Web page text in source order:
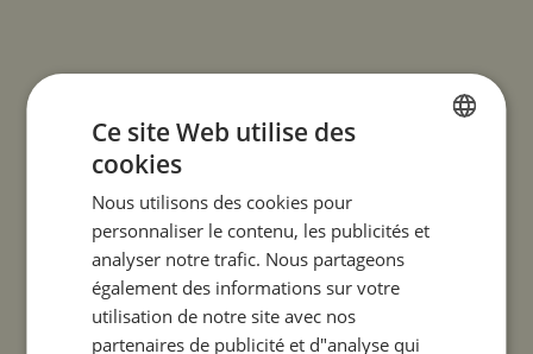
Ce site Web utilise des
cookies
Nous utilisons des cookies pour
personnaliser le contenu, les publicités et
analyser notre trafic. Nous partageons
également des informations sur votre
utilisation de notre site avec nos
partenaires de publicité et d"analyse qui